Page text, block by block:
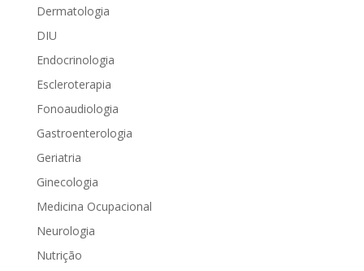
Dermatologia
DIU
Endocrinologia
Escleroterapia
Fonoaudiologia
Gastroenterologia
Geriatria
Ginecologia
Medicina Ocupacional
Neurologia
Nutrição